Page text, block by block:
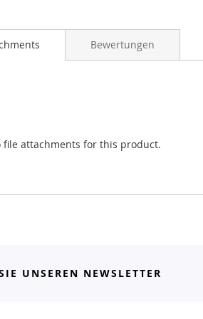
file attachments for this product.
Bewertungen
UNSEREN NEWSLETTER